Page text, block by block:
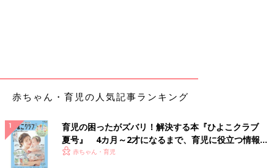
赤ちゃん・育児の人気記事ランキング
育児の困ったがズバリ！解決する本『ひよこクラブ
夏号』 4カ月～2才になるまで、育児に役立つ情報が
いっぱい！
赤ちゃん・育児